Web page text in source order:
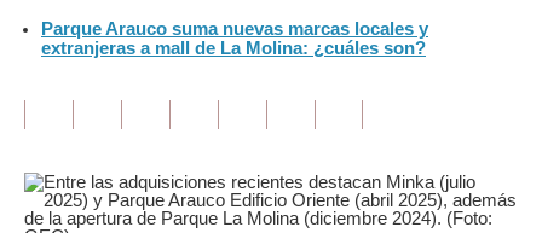
Inmobiliarias
Opinión
Editorial
Parque Arauco suma nuevas marcas locales y
extranjeras a mall de La Molina: ¿cuáles son?